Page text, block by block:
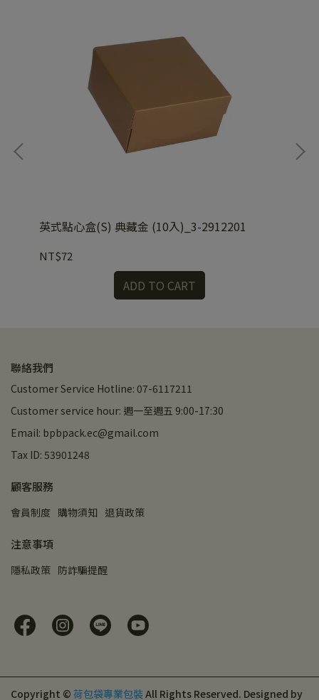
英式點心盒(S) 典藏金 (10入)_3-2912201
NT$72
ADD TO CART
聯絡我們
Customer Service Hotline: 07-6117211
Customer service hour: 週一至週五 9:00-17:30
Email: bpbpack.ec@gmail.com
Tax ID: 53901248
顧客服務
會員制度 購物須知 退貨政策
注意事項
隱私政策 防詐騙提醒
Copyright © 荷包袋專業包裝All Rights Reserved. Designed by